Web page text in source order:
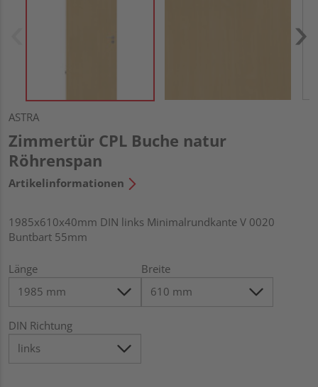
ASTRA
Zimmertür CPL Buche natur
Röhrenspan
Artikelinformationen
1985x610x40mm DIN links Minimalrundkante V 0020
Buntbart 55mm
Länge Breite
DIN Richtung